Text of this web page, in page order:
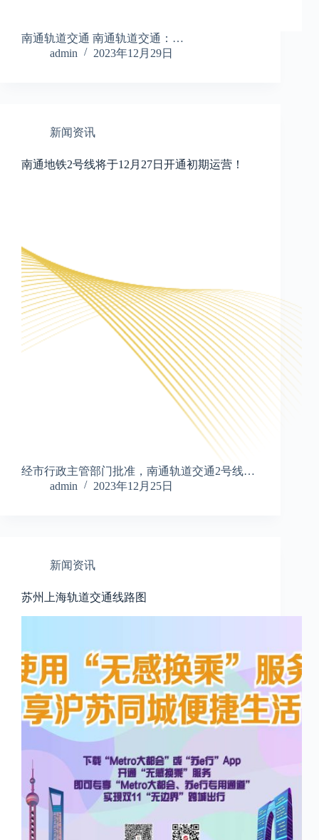
南通轨道交通 南通轨道交通：…
admin
2023年12月29日
新闻资讯
南通地铁2号线将于12月27日开通初期运营！
经市行政主管部门批准，南通轨道交通2号线…
admin
2023年12月25日
新闻资讯
苏州上海轨道交通线路图